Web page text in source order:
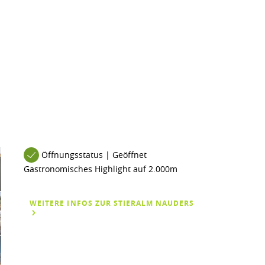
Öffnungsstatus | Geöffnet
Gastronomisches Highlight auf 2.000m
WEITERE INFOS ZUR STIERALM NAUDERS